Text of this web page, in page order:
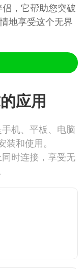
，它帮助您突破
地享受这个无界
应用
机、平板、电脑
和使用。
时连接，享受无